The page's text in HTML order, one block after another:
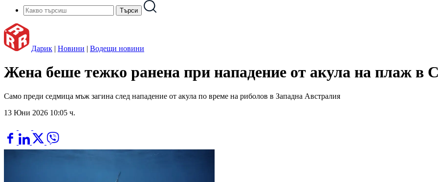
Дарик | Новини | Водещи новини
Жена беше тежко ранена при нападение от акула на плаж в
Само преди седмица мъж загина след нападение от акула по време на риболов в Западна Австралия
13 Юни 2026 10:05 ч.